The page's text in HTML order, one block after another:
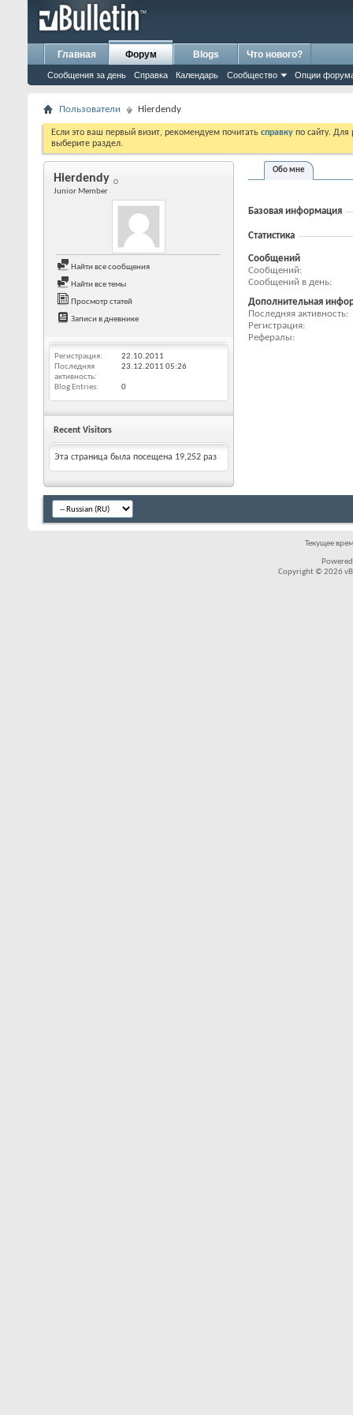
Главная Форум
Сообщения за день Справка Календарь Сообщество Опции
Blogs Что нового?
Пользователи Hierdendy
Если это ваш первый визит, рекомендуем почитать справку по сайту.
выберите раздел.
Hierdendy
Junior Member
Найти все сообщения
Найти все темы
Просмотр статей
Записи в дневнике
Регистрация
22.10.2011
Последняя
активность
23.12.2011 05:26
Blog Entries 0
Recent Visitors
Эта страница была посещена 19,252 раз
Обо мне
Базовая информация
Статистика
Сообщений
Сообщений
Сообщений в день
Дополнительная
Последняя активность
Регистрация
Рефералы
Текущее
Copyright © 2026